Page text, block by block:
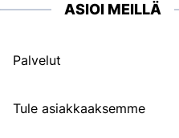
ASIOI MEILLÄ
Palvelut
Tule asiakkaaksemme